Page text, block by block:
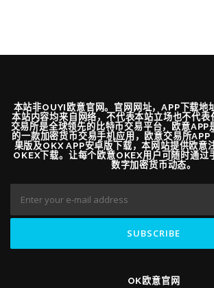
本站非OUYI欧意官网。官网网址，APP下载地
本站内容均来自网络，不代表本站立场也不代表
交易所是全球领先的比特币交易平台，欧意APP
的一款加密货币交易手机应用，欧意交易所APP
果版及OKX APP安卓版下载，本网站提供欧意
OKEX下载。让每个欧意OKEX用户可随时通过
数字加密货币动态。
OK欧意官网